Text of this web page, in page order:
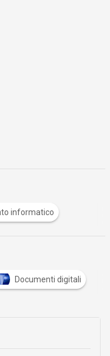
informatico
Documenti digitali